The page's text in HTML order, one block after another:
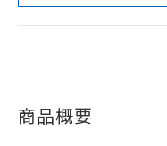
商品概要